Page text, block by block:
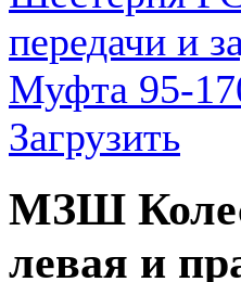
Загрузить
МЗШ
левая и